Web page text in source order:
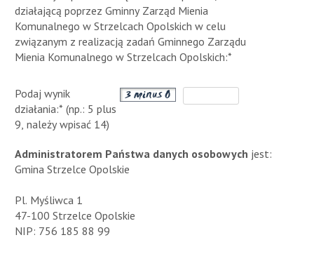
działającą poprzez Gminny Zarząd Mienia
Komunalnego w Strzelcach Opolskich w celu
związanym z realizacją zadań Gminnego Zarządu
Mienia Komunalnego w Strzelcach Opolskich:*
Podaj wynik
działania:* (np.: 5 plus
9, należy wpisać 14)
Administratorem Państwa danych osobowych jest:
Gmina Strzelce Opolskie
Pl. Myśliwca 1
47-100 Strzelce Opolskie
NIP: 756 185 88 99